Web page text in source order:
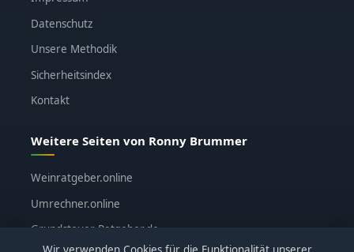
Datenschutz
Unsere Methodik
Sicherheitsindex
Kontakt
Weitere Seiten von Ronny Brummer
Weinratgeber.online
Umrechner.online
Grundsteuer-Ratgeber.de